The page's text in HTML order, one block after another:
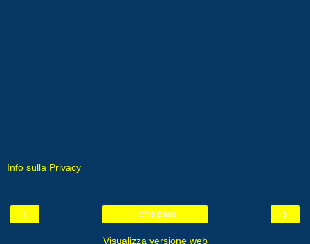
Info sulla Privacy
‹ ›
Home page
Visualizza versione web